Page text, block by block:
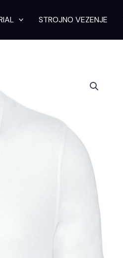
STROJNO VEZENJE